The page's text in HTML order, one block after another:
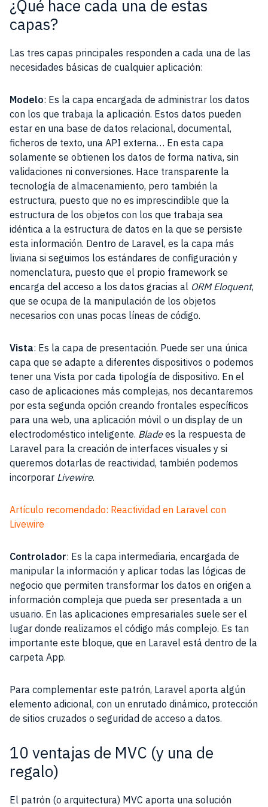
¿Qué hace cada una de estas
capas?
Las tres capas principales responden a cada una de las
necesidades básicas de cualquier aplicación:
Modelo: Es la capa encargada de administrar los datos
con los que trabaja la aplicación. Estos datos pueden
estar en una base de datos relacional, documental,
ficheros de texto, una API externa… En esta capa
solamente se obtienen los datos de forma nativa, sin
validaciones ni conversiones. Hace transparente la
tecnología de almacenamiento, pero también la
estructura, puesto que no es imprescindible que la
estructura de los objetos con los que trabaja sea
idéntica a la estructura de datos en la que se persiste
esta información. Dentro de Laravel, es la capa más
liviana si seguimos los estándares de configuración y
nomenclatura, puesto que el propio framework se
encarga del acceso a los datos gracias al ORM Eloquent,
que se ocupa de la manipulación de los objetos
necesarios con unas pocas líneas de código.
Vista: Es la capa de presentación. Puede ser una única
capa que se adapte a diferentes dispositivos o podemos
tener una Vista por cada tipología de dispositivo. En el
caso de aplicaciones más complejas, nos decantaremos
por esta segunda opción creando frontales específicos
para una web, una aplicación móvil o un display de un
electrodoméstico inteligente. Bladees la respuesta de
Laravel para la creación de interfaces visuales y si
queremos dotarlas de reactividad, también podemos
incorporar Livewire.
Artículo recomendado: Reactividad en Laravel con
Livewire
Controlador: Es la capa intermediaria, encargada de
manipular la información y aplicar todas las lógicas de
negocio que permiten transformar los datos en origen a
información compleja que pueda ser presentada a un
usuario. En las aplicaciones empresariales suele ser el
lugar donde realizamos el código más complejo. Es tan
importante este bloque, que en Laravel está dentro de la
carpeta App.
Para complementar este patrón, Laravel aporta algún
elemento adicional, con un enrutado dinámico, protección
de sitios cruzados o seguridad de acceso a datos.
10 ventajas de MVC (y una de
regalo)
El patrón (o arquitectura) MVC aporta una solución